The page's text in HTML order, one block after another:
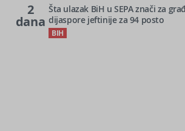
2
dana
Šta ulazak BiH u SEPA znači za
dijaspore jeftinije za 94 posto
BIH